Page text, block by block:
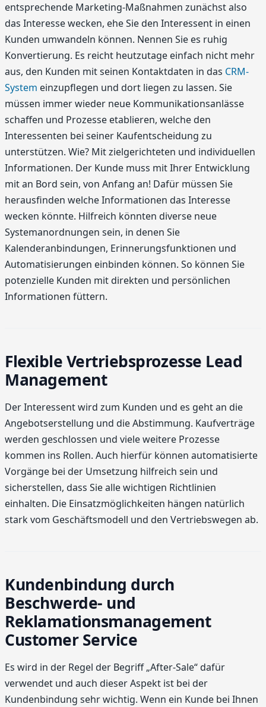
entsprechende Marketing-Maßnahmen zunächst also
das Interesse wecken, ehe Sie den Interessent in einen
Kunden umwandeln können. Nennen Sie es ruhig
Konvertierung. Es reicht heutzutage einfach nicht mehr
aus, den Kunden mit seinen Kontaktdaten in das CRM-
System einzupflegen und dort liegen zu lassen. Sie
müssen immer wieder neue Kommunikationsanlässe
schaffen und Prozesse etablieren, welche den
Interessenten bei seiner Kaufentscheidung zu
unterstützen. Wie? Mit zielgerichteten und individuellen
Informationen. Der Kunde muss mit Ihrer Entwicklung
mit an Bord sein, von Anfang an! Dafür müssen Sie
herausfinden welche Informationen das Interesse
wecken könnte. Hilfreich könnten diverse neue
Systemanordnungen sein, in denen Sie
Kalenderanbindungen, Erinnerungsfunktionen und
Automatisierungen einbinden können. So können Sie
potenzielle Kunden mit direkten und persönlichen
Informationen füttern.
Flexible Vertriebsprozesse Lead
Management
Der Interessent wird zum Kunden und es geht an die
Angebotserstellung und die Abstimmung. Kaufverträge
werden geschlossen und viele weitere Prozesse
kommen ins Rollen. Auch hierfür können automatisierte
Vorgänge bei der Umsetzung hilfreich sein und
sicherstellen, dass Sie alle wichtigen Richtlinien
einhalten. Die Einsatzmöglichkeiten hängen natürlich
stark vom Geschäftsmodell und den Vertriebswegen ab.
Kundenbindung durch
Beschwerde- und
Reklamationsmanagement
Customer Service
Es wird in der Regel der Begriff „After-Sale“ dafür
verwendet und auch dieser Aspekt ist bei der
Kundenbindung sehr wichtig. Wenn ein Kunde bei Ihnen